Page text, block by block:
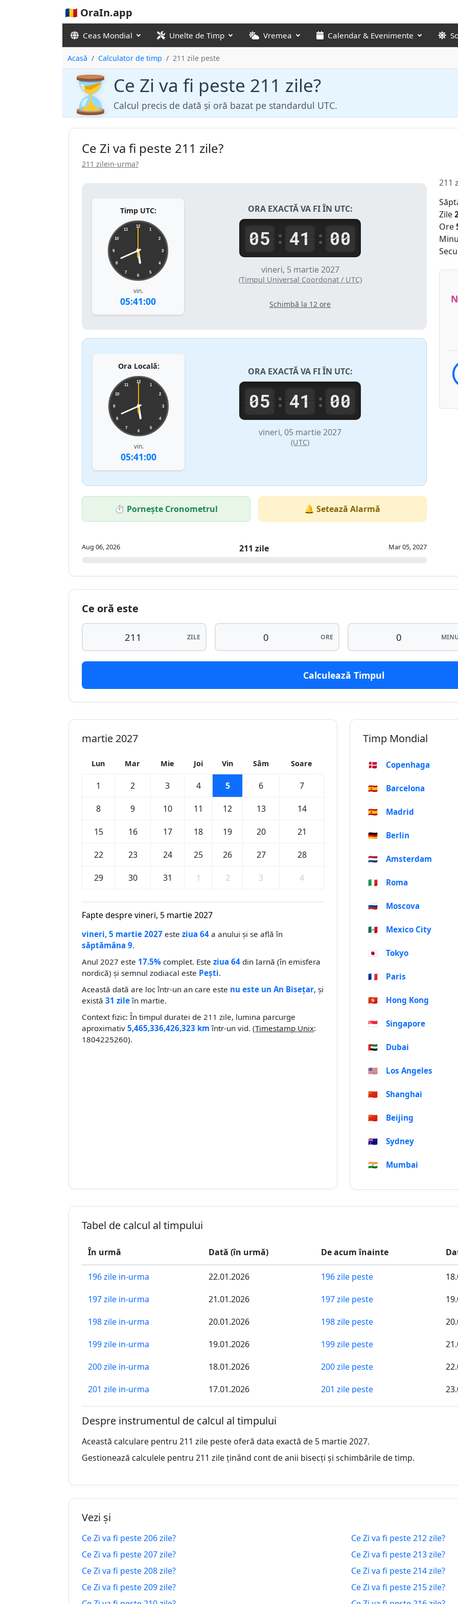
🇷🇴 OraIn.app
Ceas Mondial Unelte de Timp Vremea Calendar & Evenimente
Acasă Calculator de timp 211 zile peste
⏳ Ce Zi va fi peste 211 zile?
Calcul precis de dată și oră bazat pe standardul UTC.
Ce Zi va fi peste 211 zile?
211 zilein-urma?
Timp UTC:
12
1
2
3
4
5
6
7
8
9
10
11
vin.
05:41:00
ORA EXACTĂ VA FI ÎN UTC:
05 : 41 : 00
vineri, 5 martie 2027
(Timpul Universal Coordonat / UTC)
Schimbă la 12 ore
Ora Locală:
12
1
2
3
4
5
6
7
8
9
10
11
vin.
05:41:00
ORA EXACTĂ VA FI ÎN UTC:
05 : 41 : 00
vineri, 05 martie 2027
(UTC)
⏱️ Pornește Cronometrul 🔔 Setează Alarmă
Aug 06, 2026 211 zile Mar 05, 2027
211
Zile
Ore
Ce oră este
ZILE ORE
Calculează Timpul
martie 2027
Lun Mar Mie Joi Vin Sâm Soare
1 2 3 4 5 6 7
8 9 10 11 12 13 14
15 16 17 18 19 20 21
22 23 24 25 26 27 28
29 30 31 1 2 3 4
Fapte despre vineri, 5 martie 2027
vineri, 5 martie 2027 este ziua 64 a anului și se află în
săptămâna 9.
Anul 2027 este 17.5% complet. Este ziua 64 din Iarnă (în emisfera
nordică) și semnul zodiacal este Pești.
Această dată are loc într-un an care este nu este un An Bisețar, și
există 31 zileîn martie.
Context fizic: În timpul duratei de 211 zile, lumina parcurge
aproximativ 5,465,336,426,323 km într-un vid. (Timestamp Unix:
1804225260).
Timp Mondial
🇩🇰 Copenhaga
🇪🇸 Barcelona
🇪🇸 Madrid
🇩🇪 Berlin
🇳🇱 Amsterdam
🇮🇹 Roma
🇷🇺 Moscova
🇲🇽 Mexico City
🇯🇵 Tokyo
🇫🇷 Paris
🇭🇰 Hong Kong
🇸🇬 Singapore
🇦🇪 Dubai
🇺🇸 Los Angeles
🇨🇳 Shanghai
🇨🇳 Beijing
🇦🇺 Sydney
🇮🇳 Mumbai
Tabel de calcul al timpului
În urmă Dată (în urmă) De acum înainte
196 zile in-urma 22.01.2026 196 zile peste
197 zile in-urma
21.01.2026 197 zile peste
198 zile in-urma
20.01.2026 198 zile peste
199 zile in-urma
19.01.2026 199 zile peste
200 zile in-urma
18.01.2026 200 zile peste
201 zile in-urma
17.01.2026 201 zile peste
204 zile in-urma
14.01.2026 204 zile peste
206 zile in-urma
12.01.2026 206 zile peste
207 zile in-urma
208 zile in-urma
209 zile in-urma
209 zile peste
210 zile in-urma
210 zile peste
Despre instrumentul de calcul al timpului
Această calculare pentru 211 zile peste oferă data exactă de 5 martie 2027.
Gestionează calculele pentru 211 zile ținând cont de anii bisecți și schimbările de timp.
Vezi și
Ce Zi va fi peste 206 zile?
Ce Zi va fi peste 207 zile?
Ce Zi va fi peste 208 zile?
Ce Zi va fi peste 209 zile?
Ce Zi va fi peste 212 zile?
Ce Zi va fi peste 213 zile?
Ce Zi va fi peste 214 zile?
Ce Zi va fi peste 215 zile?